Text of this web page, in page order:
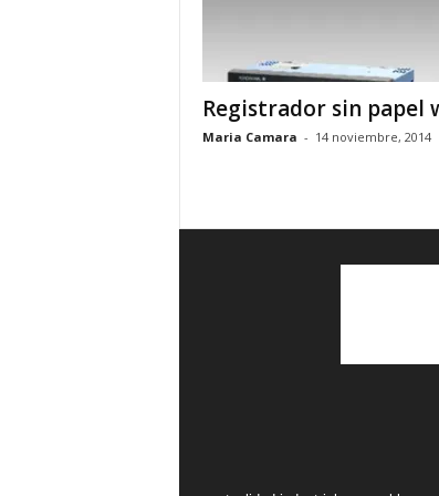
Registrador sin papel
Maria Camara - 14 noviembre, 2014